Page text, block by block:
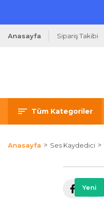
Anasayfa Sipariş Takibi
Tüm Kategoriler
Anasayfa Ses Kaydedici
Yeni